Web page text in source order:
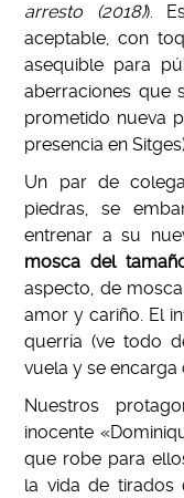
arresto (2018)).
aceptable, con
asequible para
aberraciones que
prometido nueva
presencia en
Un par de
piedras, se
entrenar a su
mosca del
aspecto, de
amor y cariño. El
querría (ve todo
vuela y se encarga
Nuestros
inocente
que robe para
la vida de tirados